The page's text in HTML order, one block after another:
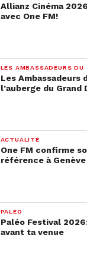
Allianz Cinéma
avec One FM!
LES AMBASSADEURS DU
Les Ambassadeurs
l’auberge du Grand
ACTUALITÉ
One FM confirme
référence à Genève
PALÉO
Paléo Festival
avant ta venue